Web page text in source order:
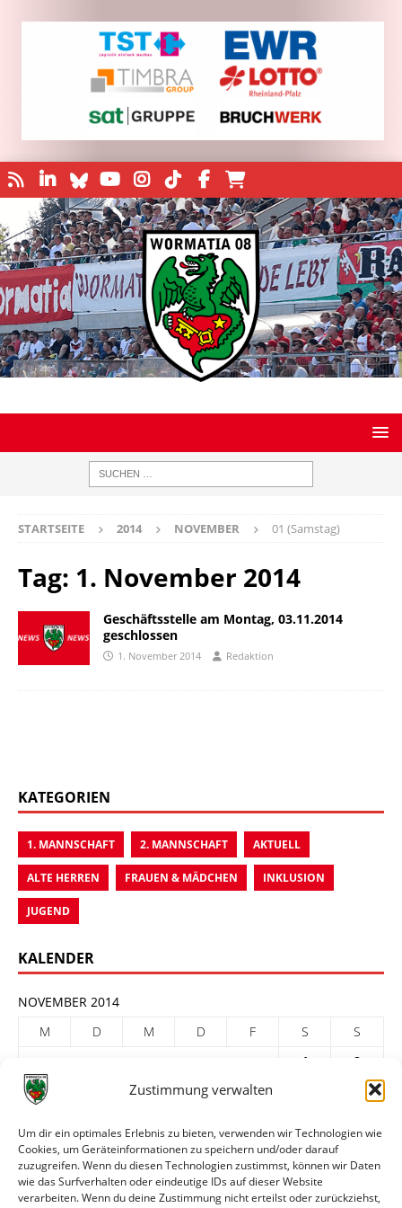
Zustimmung verwalten
Um dir ein optimales Erlebnis zu bieten, verwenden wir Technologien wie
Cookies, um Geräteinformationen zu speichern und/oder darauf
zuzugreifen. Wenn du diesen Technologien zustimmst, können wir Daten
wie das Surfverhalten oder eindeutige IDs auf dieser Website
verarbeiten. Wenn du deine Zustimmung nicht erteilst oder zurückziehst,
STARTSEITE 2014 NOVEMBER 01 (Samstag)
Tag: 1. November 2014
Geschäftsstelle am Montag, 03.11.2014
geschlossen
1. November 2014 Redaktion
KATEGORIEN
1. MANNSCHAFT 2. MANNSCHAFT AKTUELL
ALTE HERREN FRAUEN & MÄDCHEN INKLUSION
JUGEND
KALENDER
NOVEMBER 2014
M
D M D F S
S
1
2
3
5 6 7
17
18 19 20 21 22
24
25 26 27 28 29